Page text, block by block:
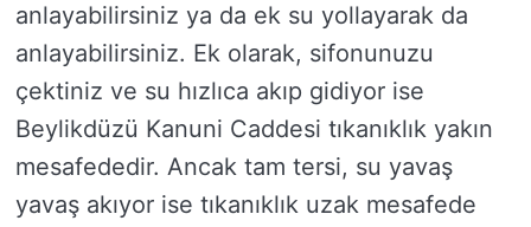
anlayabilirsiniz ya da ek su yollayarak da
anlayabilirsiniz. Ek olarak, sifonunuzu
çektiniz ve su hızlıca akıp gidiyor ise
Beylikdüzü Kanuni Caddesi tıkanıklık yakın
mesafededir. Ancak tam tersi, su yavaş
yavaş akıyor ise tıkanıklık uzak mesafede